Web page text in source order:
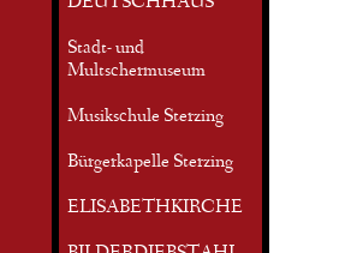
Stadt- und
Multschermuseum
Musikschule Sterzing
Bürgerkapelle Sterzing
ELISABETHKIRCHE